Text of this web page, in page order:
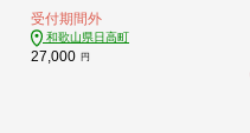
受付期間外
和歌山県日高町
27,000 円